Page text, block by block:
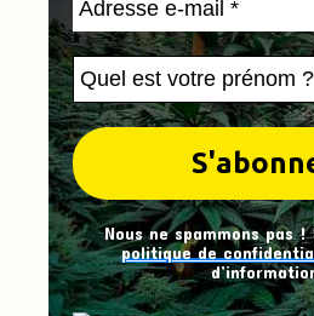
Nous ne spammons pas
politique de